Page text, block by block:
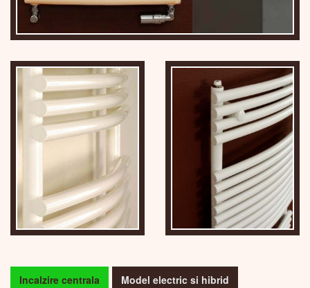
Incalzire centrala Model electric si hibrid